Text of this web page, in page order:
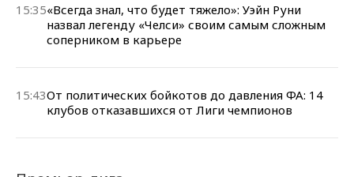
15:35«Всегда знал, что будет тяжело»: Уэйн Руни
назвал легенду «Челси» своим самым сложным
соперником в карьере
15:43От политических бойкотов до давления ФА: 14
клубов отказавшихся от Лиги чемпионов